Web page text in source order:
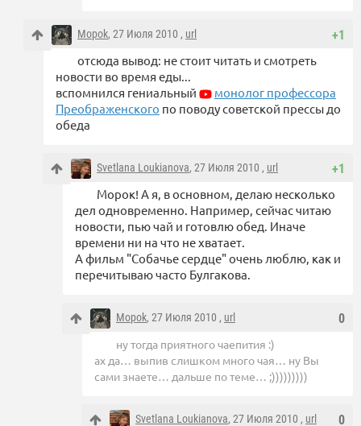
+1
Mopok, 27 Июля 2010 , url
отсюда вывод: не стоит читать и смотреть
новости во время еды...
вспомнился гениальный
монолог профессора
Преображенского по поводу советской прессы до
обеда
+1
Svetlana Loukianova, 27 Июля 2010 , url
Морок! А я, в основном, делаю несколько
дел одновременно. Например, сейчас читаю
новости, пью чай и готовлю обед. Иначе
времени ни на что не хватает.
А фильм "Собачье сердце" очень люблю, как и
перечитываю часто Булгакова.
0
Mopok, 27 Июля 2010 , url
ну тогда приятного чаепития :)
ах да… выпив слишком много чая… ну Вы
сами знаете… дальше по теме… ;)))))))))
0
Svetlana Loukianova, 27 Июля 2010 , url